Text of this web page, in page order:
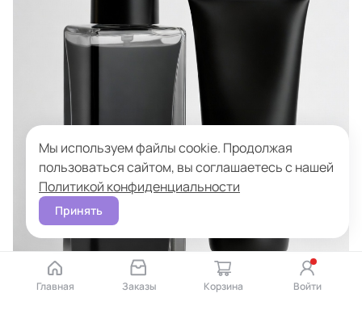
Мы используем файлы cookie. Продолжая
пользоваться сайтом, вы соглашаетесь с нашей
Политикой конфиденциальности
Принять
Главная Войти
Заказы Корзина